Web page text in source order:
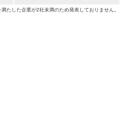
たした企業が2社未満のため発表しておりません。